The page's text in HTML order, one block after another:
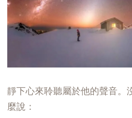
靜下心來聆聽屬於他的聲音。
麼說：